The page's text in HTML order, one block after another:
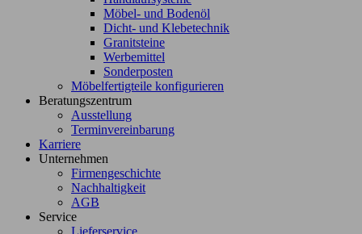
Möbel- und Bodenöl
Dicht- und Klebetechnik
Granitsteine
Werbemittel
Sonderposten
Möbelfertigteile konfigurieren
Beratungszentrum
Ausstellung
Terminvereinbarung
Karriere
Unternehmen
Firmengeschichte
Nachhaltigkeit
AGB
Service